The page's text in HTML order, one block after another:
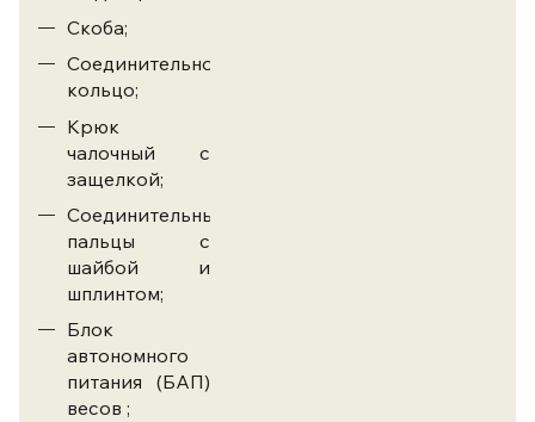
Скоба;
Соединительное
кольцо;
Крюк
чалочный с
защелкой;
Соединительные
пальцы с
шайбой и
шплинтом;
Блок
автономного
питания (БАП)
весов ;